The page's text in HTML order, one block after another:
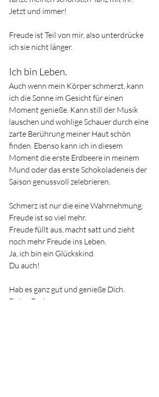
Jetzt und immer!
Freude ist Teil von mir, also unterdrücke
ich sie nicht länger.
Ich bin Leben.
Auch wenn mein Körper schmerzt, kann
ich die Sonne im Gesicht für einen
Moment genieße. Kann still der Musik
lauschen und wohlige Schauer durch eine
zarte Berührung meiner Haut schön
finden. Ebenso kann ich in diesem
Moment die erste Erdbeere in meinem
Mund oder das erste Schokoladeneis der
Saison genussvoll zelebrieren.
Schmerz ist nur die eine Wahrnehmung.
Freude ist so viel mehr.
Freude füllt aus, macht satt und zieht
noch mehr Freude ins Leben.
Ja, ich bin ein Glückskind.
Du auch!
Hab es ganz gut und genieße Dich.
Deine Evelyn